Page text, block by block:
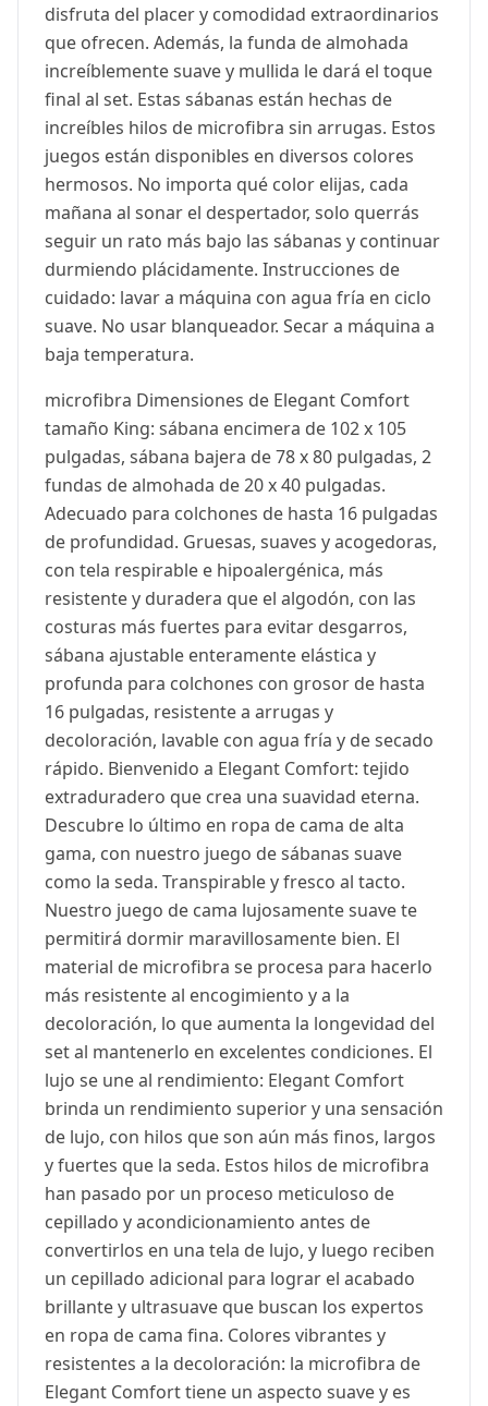
disfruta del placer y comodidad extraordinarios
que ofrecen. Además, la funda de almohada
increíblemente suave y mullida le dará el toque
final al set. Estas sábanas están hechas de
increíbles hilos de microfibra sin arrugas. Estos
juegos están disponibles en diversos colores
hermosos. No importa qué color elijas, cada
mañana al sonar el despertador, solo querrás
seguir un rato más bajo las sábanas y continuar
durmiendo plácidamente. Instrucciones de
cuidado: lavar a máquina con agua fría en ciclo
suave. No usar blanqueador. Secar a máquina a
baja temperatura.
microfibra Dimensiones de Elegant Comfort
tamaño King: sábana encimera de 102 x 105
pulgadas, sábana bajera de 78 x 80 pulgadas, 2
fundas de almohada de 20 x 40 pulgadas.
Adecuado para colchones de hasta 16 pulgadas
de profundidad. Gruesas, suaves y acogedoras,
con tela respirable e hipoalergénica, más
resistente y duradera que el algodón, con las
costuras más fuertes para evitar desgarros,
sábana ajustable enteramente elástica y
profunda para colchones con grosor de hasta
16 pulgadas, resistente a arrugas y
decoloración, lavable con agua fría y de secado
rápido. Bienvenido a Elegant Comfort: tejido
extraduradero que crea una suavidad eterna.
Descubre lo último en ropa de cama de alta
gama, con nuestro juego de sábanas suave
como la seda. Transpirable y fresco al tacto.
Nuestro juego de cama lujosamente suave te
permitirá dormir maravillosamente bien. El
material de microfibra se procesa para hacerlo
más resistente al encogimiento y a la
decoloración, lo que aumenta la longevidad del
set al mantenerlo en excelentes condiciones. El
lujo se une al rendimiento: Elegant Comfort
brinda un rendimiento superior y una sensación
de lujo, con hilos que son aún más finos, largos
y fuertes que la seda. Estos hilos de microfibra
han pasado por un proceso meticuloso de
cepillado y acondicionamiento antes de
convertirlos en una tela de lujo, y luego reciben
un cepillado adicional para lograr el acabado
brillante y ultrasuave que buscan los expertos
en ropa de cama fina. Colores vibrantes y
resistentes a la decoloración: la microfibra de
Elegant Comfort tiene un aspecto suave y es